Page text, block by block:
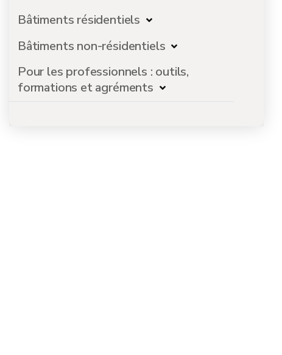
Bâtiments résidentiels
Bâtiments non-résidentiels
Pour les professionnels : outils,
formations et agréments